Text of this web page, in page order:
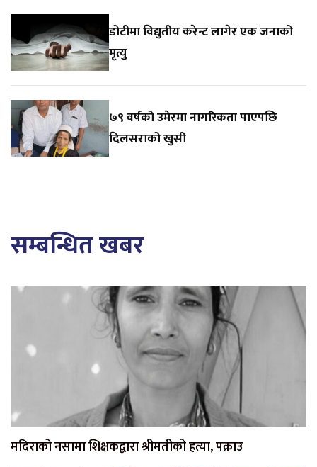
डोटीमा विद्युतीय करेन्ट लागेर एक जनाको
मृत्यु
७९ वर्षको उमेरमा नागरिकता पाएपछि
दिलसराको खुसी
सम्बन्धित खबर
मदिराको नसामा शिक्षकद्वारा श्रीमतीको हत्या, पक्राउ